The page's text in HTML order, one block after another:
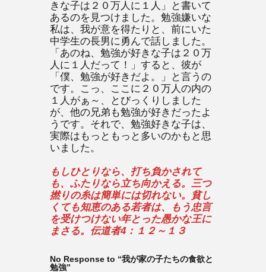
きな子は２０万人に１人」と書いて
あるのを見つけました。勉強嫌いな
私は、我が意を得たりと、前にいた
中学生の長男に勇んで話しました。
「あのね、勉強が好きな子は２０万
人に１人だって！」すると、彼が
「僕、勉強が好きだよ。」と言うの
です。こっ、ここに２０万人の内の
１人がぁ～、とびっくりしました
が、他の兄弟も勉強が好きだったよ
うです。それで、勉強好きな子は、
実際はもっともっと多いのかもと思
いました。
もしひとりなら、打ち負かされて
も、ふたりなら立ち向かえる。三つ
撚りの糸は簡単には切れない。貧し
くても知恵のある若者は、もう忠言
を受けつけない年とった愚かな王に
まさる。伝道者4：１２～１３
No Response to “我が家の子たちの食欲と
勉強”